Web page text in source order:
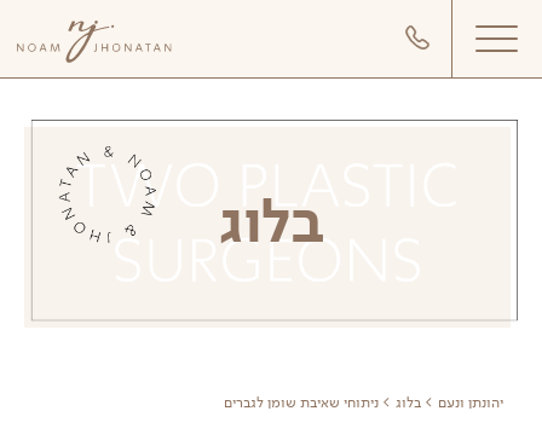
בלוג
יהונתן ונעם בלוג ניתוחי שאיבת שומן לגברים